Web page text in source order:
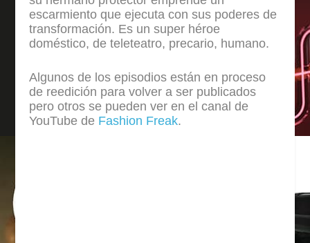
escarmiento que ejecuta con sus poderes de
transformación. Es un super héroe
doméstico, de teleteatro, precario, humano.
Algunos de los episodios están en proceso
de reedición para volver a ser publicados
pero otros se pueden ver en el canal de
YouTube de Fashion Freak.